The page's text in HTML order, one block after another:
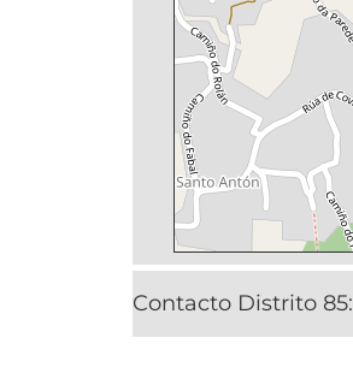
Contacto Distrito 85: